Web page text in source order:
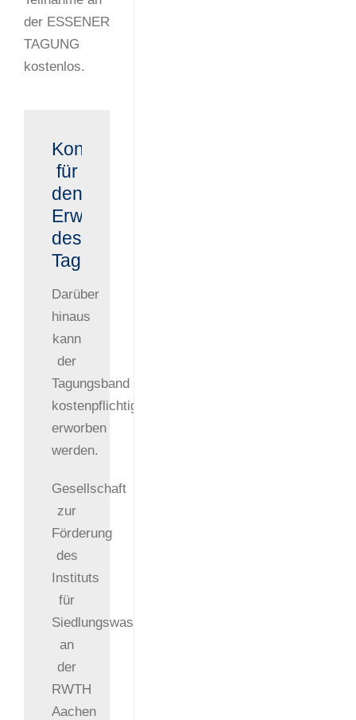
der ESSENER
TAGUNG
kostenlos.
Kontaktinformationen
für
den
Erwerb
des
Tagungsbandes
Darüber
hinaus
kann
der
Tagungsband
kostenpflichtig
erworben
werden.
Gesellschaft
zur
Förderung
des
Instituts
für
Siedlungswasserwirtschaft
an
der
RWTH
Aachen